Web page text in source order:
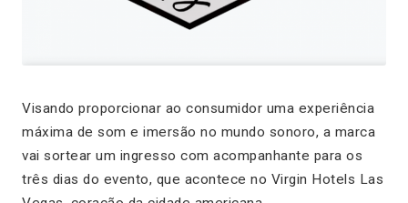
Visando proporcionar ao consumidor uma experiência
máxima de som e imersão no mundo sonoro, a marca
vai sortear um ingresso com acompanhante para os
três dias do evento, que acontece no Virgin Hotels Las